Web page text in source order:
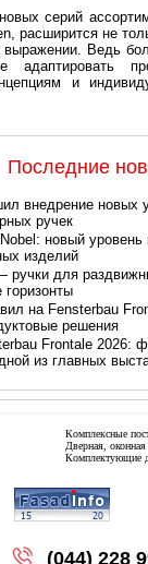
серий
расширится не
выражении. Ведь
адаптировать
и
Последние
внедрение новых
ручек
новый уровень
изделий
ручки для
на Fensterbau
решения
Frontale 2026:
из главных
Комплексные
Дверная,
Комплектующие
(044) 228